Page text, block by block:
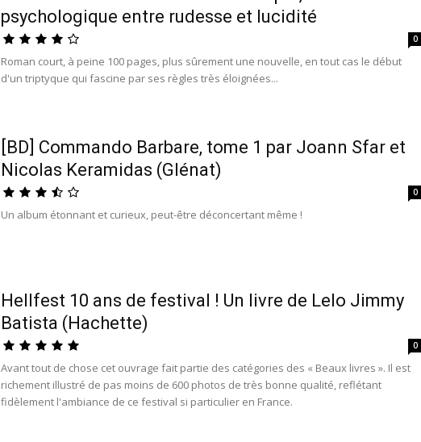
psychologique entre rudesse et lucidité
0
Roman court, à peine 100 pages, plus sûrement une nouvelle, en tout cas le début
d'un triptyque qui fascine par ses règles très éloignées...
[BD] Commando Barbare, tome 1 par Joann Sfar et
Nicolas Keramidas (Glénat)
0
Un album étonnant et curieux, peut-être déconcertant même !
Hellfest 10 ans de festival ! Un livre de Lelo Jimmy
Batista (Hachette)
0
Avant tout de chose cet ouvrage fait partie des catégories des « Beaux livres ». Il est
richement illustré de pas moins de 600 photos de très bonne qualité, reflétant
fidèlement l'ambiance de ce festival si particulier en France.